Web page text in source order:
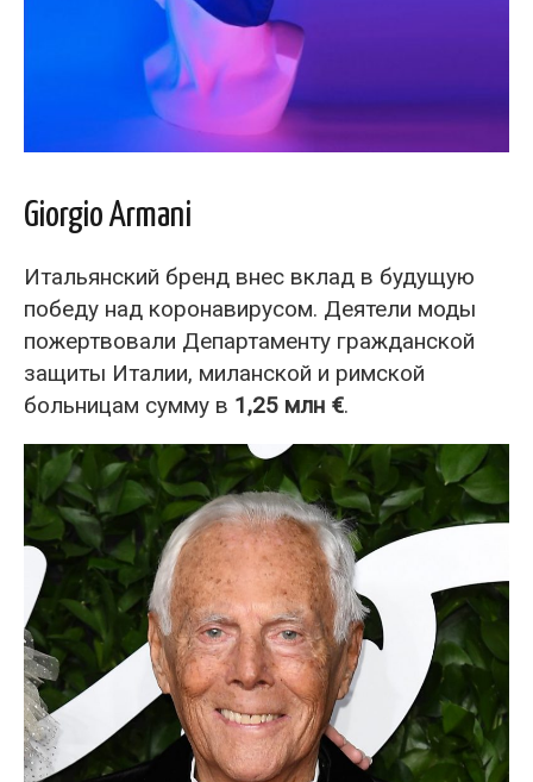
Giorgio Armani
Итальянский бренд внес вклад в будущую
победу над коронавирусом. Деятели моды
пожертвовали Департаменту гражданской
защиты Италии, миланской и римской
больницам сумму в 1,25 млн €.